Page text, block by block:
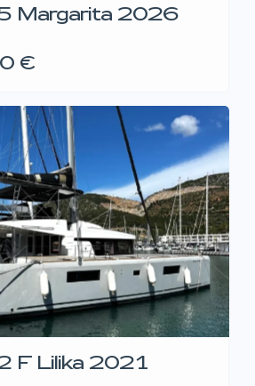
Margarita 2026
€
F Lilika 2021